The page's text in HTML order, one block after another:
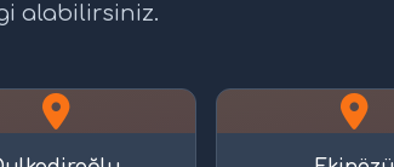
alabilirsiniz.